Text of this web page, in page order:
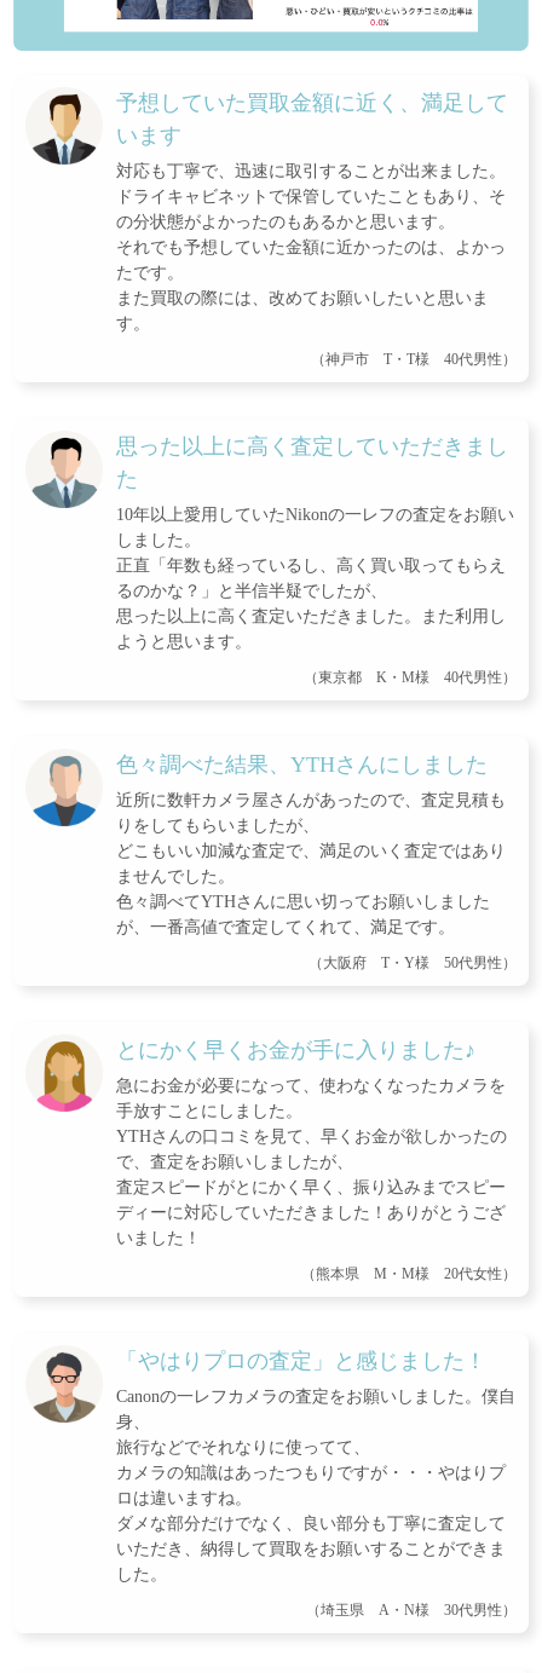
予想していた買取金額に近く、満足して
います
対応も丁寧で、迅速に取引することが出来ました。
ドライキャビネットで保管していたこともあり、そ
の分状態がよかったのもあるかと思います。
それでも予想していた金額に近かったのは、よかっ
たです。
また買取の際には、改めてお願いしたいと思いま
す。
（神戸市 T・T様 40代男性）
思った以上に高く査定していただきまし
た
10年以上愛用していたNikonの一レフの査定をお願い
しました。
正直「年数も経っているし、高く買い取ってもらえ
るのかな？」と半信半疑でしたが、
思った以上に高く査定いただきました。また利用し
ようと思います。
（東京都 K・M様 40代男性）
色々調べた結果、YTHさんにしました
近所に数軒カメラ屋さんがあったので、査定見積も
りをしてもらいましたが、
どこもいい加減な査定で、満足のいく査定ではあり
ませんでした。
色々調べてYTHさんに思い切ってお願いしました
が、一番高値で査定してくれて、満足です。
（大阪府 T・Y様 50代男性）
とにかく早くお金が手に入りました♪
急にお金が必要になって、使わなくなったカメラを
手放すことにしました。
YTHさんの口コミを見て、早くお金が欲しかったの
で、査定をお願いしましたが、
査定スピードがとにかく早く、振り込みまでスピー
ディーに対応していただきました！ありがとうござ
いました！
（熊本県 M・M様 20代女性）
「やはりプロの査定」と感じました！
Canonの一レフカメラの査定をお願いしました。僕自
身、
旅行などでそれなりに使ってて、
カメラの知識はあったつもりですが・・・やはりプ
ロは違いますね。
ダメな部分だけでなく、良い部分も丁寧に査定して
いただき、納得して買取をお願いすることができま
した。
（埼玉県 A・N様 30代男性）